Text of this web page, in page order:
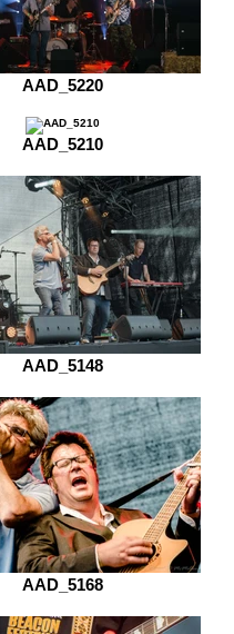
AAD_5220
AAD_5210
AAD_5148
AAD_5168